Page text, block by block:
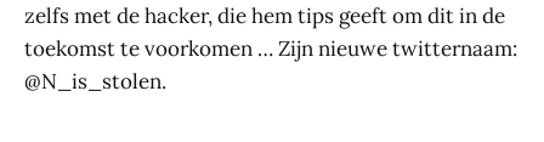
zelfs met de hacker, die hem tips geeft om dit in de
toekomst te voorkomen … Zijn nieuwe twitternaam:
@N_is_stolen.